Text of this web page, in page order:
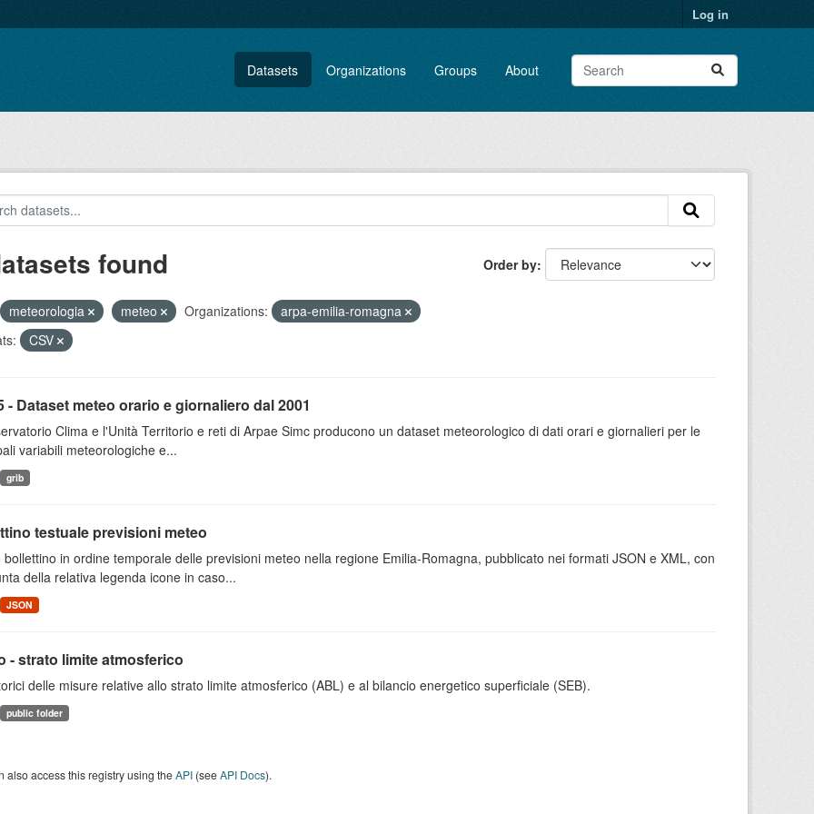
Log in
Datasets Organizations Groups About
Order by
found
meteorologia meteo Organizations:
arpa-emilia-romagna
CSV
- Dataset meteo orario e giornaliero dal 2001
Clima e l'Unità Territorio e reti di Arpae Simc producono un dataset meteorologico di dati orari e giornalieri per le
variabili meteorologiche e...
grib
testuale previsioni meteo
bollettino in ordine temporale delle previsioni meteo nella regione Emilia-Romagna, pubblicato nei formati JSON e XML, con
della relativa legenda icone in caso...
JSON
- strato limite atmosferico
delle misure relative allo strato limite atmosferico (ABL) e al bilancio energetico superficiale (SEB).
public folder
also access this registry using theAPI(seeAPI Docs).